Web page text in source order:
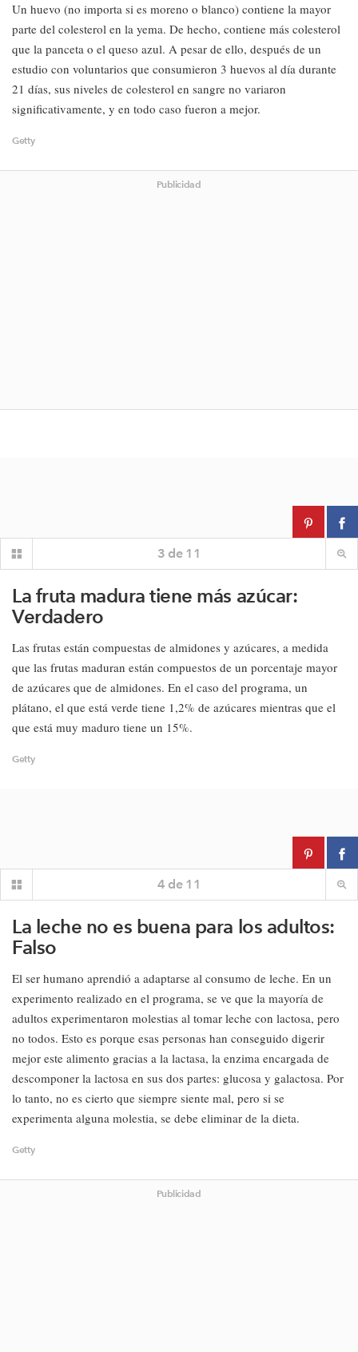
Un huevo (no importa si es moreno o blanco) contiene la mayor
parte del colesterol en la yema. De hecho, contiene más colesterol
que la panceta o el queso azul. A pesar de ello, después de un
estudio con voluntarios que consumieron 3 huevos al día durante
21 días, sus niveles de colesterol en sangre no variaron
significativamente, y en todo caso fueron a mejor.
Getty
Publicidad
3 de 11
La fruta madura tiene más azúcar:
Verdadero
Las frutas están compuestas de almidones y azúcares, a medida
que las frutas maduran están compuestos de un porcentaje mayor
de azúcares que de almidones. En el caso del programa, un
plátano, el que está verde tiene 1,2% de azúcares mientras que el
que está muy maduro tiene un 15%.
Getty
4 de 11
La leche no es buena para los adultos:
Falso
El ser humano aprendió a adaptarse al consumo de leche. En un
experimento realizado en el programa, se ve que la mayoría de
adultos experimentaron molestias al tomar leche con lactosa, pero
no todos. Esto es porque esas personas han conseguido digerir
mejor este alimento gracias a la lactasa, la enzima encargada de
descomponer la lactosa en sus dos partes: glucosa y galactosa. Por
lo tanto, no es cierto que siempre siente mal, pero si se
experimenta alguna molestia, se debe eliminar de la dieta.
Getty
Publicidad